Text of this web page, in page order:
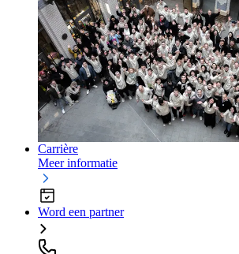
Carrière
Meer informatie
Word een partner